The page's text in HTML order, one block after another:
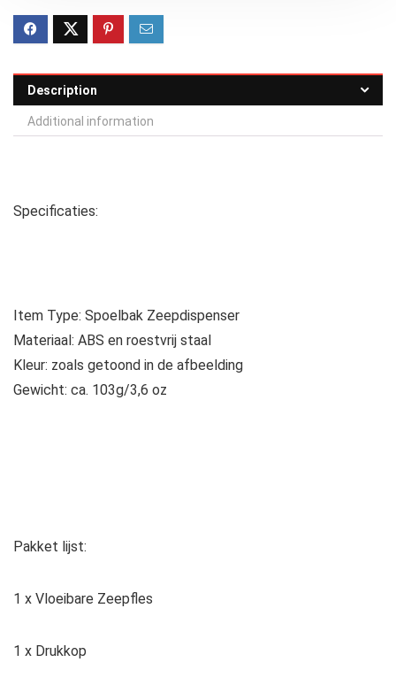
Description
Additional information
Specificaties:
Item Type: Spoelbak Zeepdispenser
Materiaal: ABS en roestvrij staal
Kleur: zoals getoond in de afbeelding
Gewicht: ca. 103g/3,6 oz
Pakket lijst:
1 x Vloeibare Zeepfles
1 x Drukkop